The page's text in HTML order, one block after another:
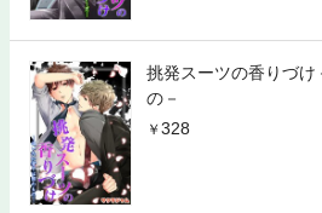
挑発スーツの香りづけ
の－
328